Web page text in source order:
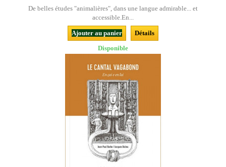
De belles études "animalières", dans une langue admirable... et
accessible.En...
Ajouter au panier
Détails
Disponible